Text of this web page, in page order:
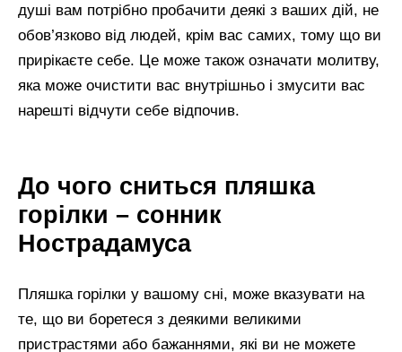
душі вам потрібно пробачити деякі з ваших дій, не
обов’язково від людей, крім вас самих, тому що ви
прирікаєте себе. Це може також означати молитву,
яка може очистити вас внутрішньо і змусити вас
нарешті відчути себе відпочив.
До чого сниться пляшка
горілки – сонник
Нострадамуса
Пляшка горілки у вашому сні, може вказувати на
те, що ви боретеся з деякими великими
пристрастями або бажаннями, які ви не можете